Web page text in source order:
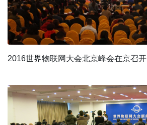
2016世界物联网大会北京峰会在京召开